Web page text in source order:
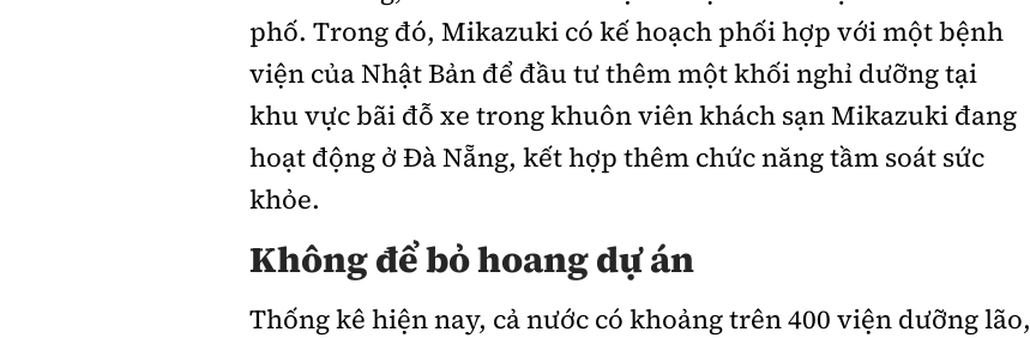
phố. Trong đó, Mikazuki có kế hoạch phối hợp với một bệnh
viện của Nhật Bản để đầu tư thêm một khối nghỉ dưỡng tại
khu vực bãi đỗ xe trong khuôn viên khách sạn Mikazuki đang
hoạt động ở Đà Nẵng, kết hợp thêm chức năng tầm soát sức
khỏe.
Không để bỏ hoang dự án
Thống kê hiện nay, cả nước có khoảng trên 400 viện dưỡng lão,